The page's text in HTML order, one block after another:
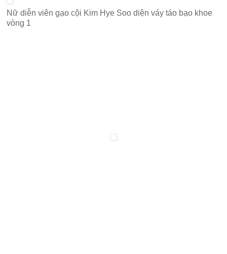
Nữ diễn viên gạo cội Kim Hye Soo diện váy táo bạo khoe
vòng 1